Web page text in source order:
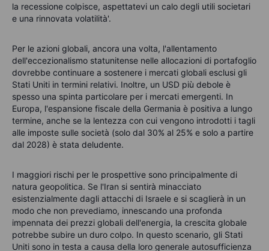
la recessione colpisce, aspettatevi un calo degli utili societari
e una rinnovata volatilità'.
Per le azioni globali, ancora una volta, l'allentamento
dell'eccezionalismo statunitense nelle allocazioni di portafoglio
dovrebbe continuare a sostenere i mercati globali esclusi gli
Stati Uniti in termini relativi. Inoltre, un USD più debole è
spesso una spinta particolare per i mercati emergenti. In
Europa, l'espansione fiscale della Germania è positiva a lungo
termine, anche se la lentezza con cui vengono introdotti i tagli
alle imposte sulle società (solo dal 30% al 25% e solo a partire
dal 2028) è stata deludente.
I maggiori rischi per le prospettive sono principalmente di
natura geopolitica. Se l'Iran si sentirà minacciato
esistenzialmente dagli attacchi di Israele e si scaglierà in un
modo che non prevediamo, innescando una profonda
impennata dei prezzi globali dell'energia, la crescita globale
potrebbe subire un duro colpo. In questo scenario, gli Stati
Uniti sono in testa a causa della loro generale autosufficienza